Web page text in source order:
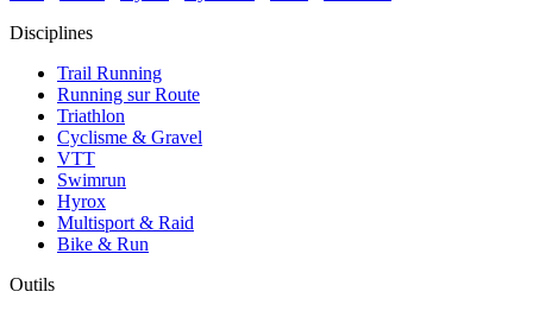
Disciplines
Trail Running
Running sur Route
Triathlon
Cyclisme & Gravel
VTT
Swimrun
Hyrox
Multisport & Raid
Bike & Run
Outils